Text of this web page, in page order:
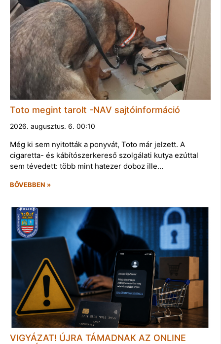
Toto megint tarolt -NAV sajtóinformáció
2026. augusztus. 6. 00:10
Még ki sem nyitották a ponyvát, Toto már jelzett. A
cigaretta- és kábítószerkereső szolgálati kutya ezúttal
sem tévedett: több mint hatezer doboz ille…
BŐVEBBEN »
VIGYÁZAT! ÚJRA TÁMADNAK AZ ONLINE